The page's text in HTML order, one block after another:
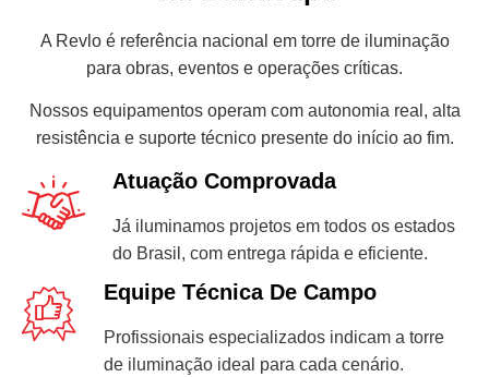
A Revlo é referência nacional em torre de iluminação
para obras, eventos e operações críticas.
Nossos equipamentos operam com autonomia real, alta
resistência e suporte técnico presente do início ao fim.
Atuação Comprovada
Já iluminamos projetos em todos os estados
do Brasil, com entrega rápida e eficiente.
Equipe Técnica De Campo
Profissionais especializados indicam a torre
de iluminação ideal para cada cenário.